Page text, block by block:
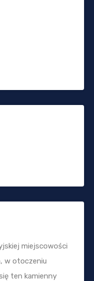
miejscowości
w otoczeniu
ten kamienny